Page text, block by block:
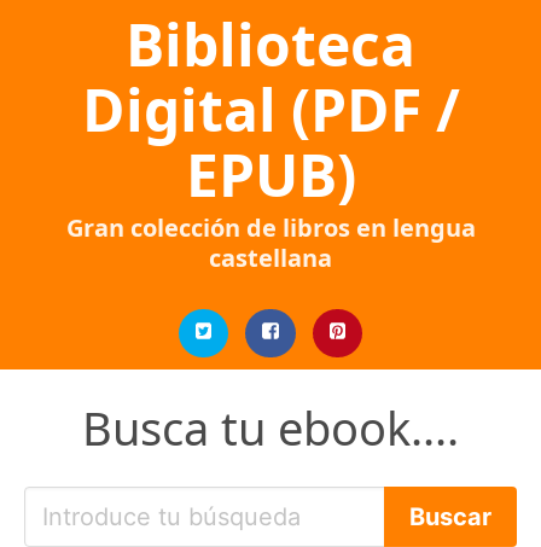
Biblioteca
Digital (PDF /
EPUB)
Gran colección de libros en lengua
castellana
Busca tu ebook....